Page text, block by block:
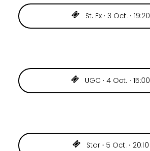
St. Ex ⸱ 3 Oct. ⸱ 19:20
UGC ⸱ 4 Oct. ⸱ 15:00
Star ⸱ 5 Oct. ⸱ 20:10